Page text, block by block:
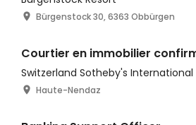
Bürgenstock 30, 6363 Obbürgen
Courtier en immobilier
Switzerland Sotheby's International
Haute-Nendaz